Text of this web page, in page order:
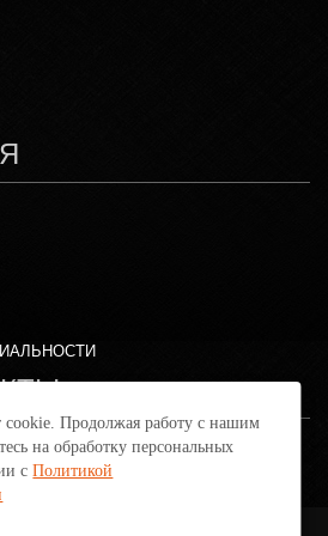
улица, 2
cookie. Продолжая работу с нашим
на обработку персональных
сПолитикой